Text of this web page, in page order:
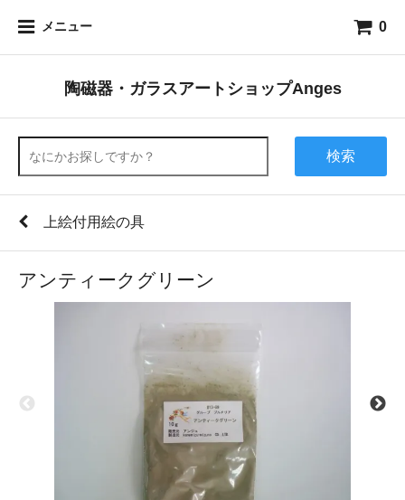
メニュー 0
陶磁器・ガラスアートショップAnges
検索
上絵付用絵の具
アンティークグリーン